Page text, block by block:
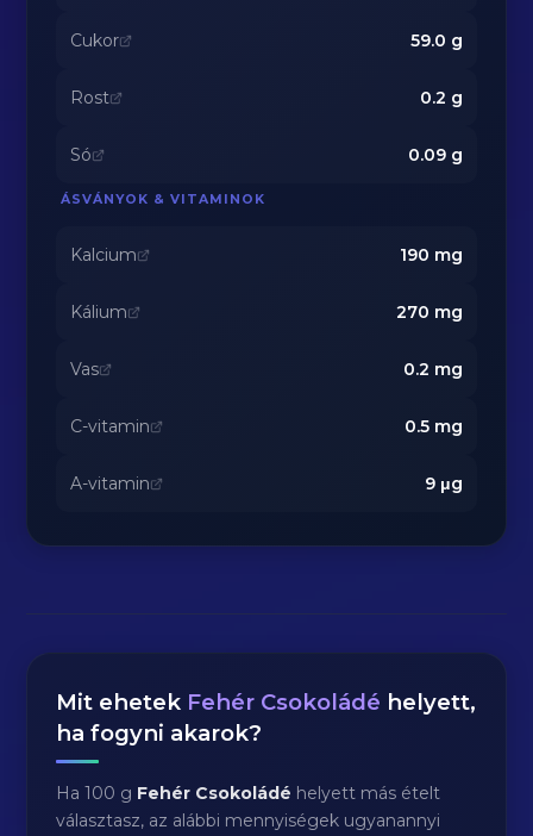
Cukor 59.0 g
Rost 0.2 g
Só 0.09g
ÁSVÁNYOK & VITAMINOK
Kalcium 190 mg
Kálium 270 mg
Vas 0.2 mg
C-vitamin 0.5mg
A-vitamin 9μg
Mit ehetek Fehér Csokoládé helyett,
ha fogyni akarok?
Ha 100 g Fehér Csokoládé helyett más ételt
választasz, az alábbi mennyiségek ugyanannyi